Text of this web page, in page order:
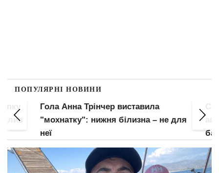
ПОПУЛЯРНІ НОВИНИ
Гола Анна Трінчер виставила
"мохнатку": нижня білизна – не для
неї